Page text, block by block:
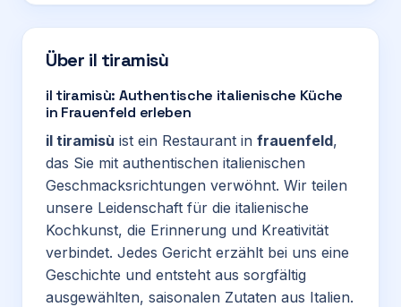
Über il tiramisù
il tiramisù: Authentische italienische Küche
in Frauenfeld erleben
il tiramisù ist ein Restaurant in frauenfeld,
das Sie mit authentischen italienischen
Geschmacksrichtungen verwöhnt. Wir teilen
unsere Leidenschaft für die italienische
Kochkunst, die Erinnerung und Kreativität
verbindet. Jedes Gericht erzählt bei uns eine
Geschichte und entsteht aus sorgfältig
ausgewählten, saisonalen Zutaten aus Italien.